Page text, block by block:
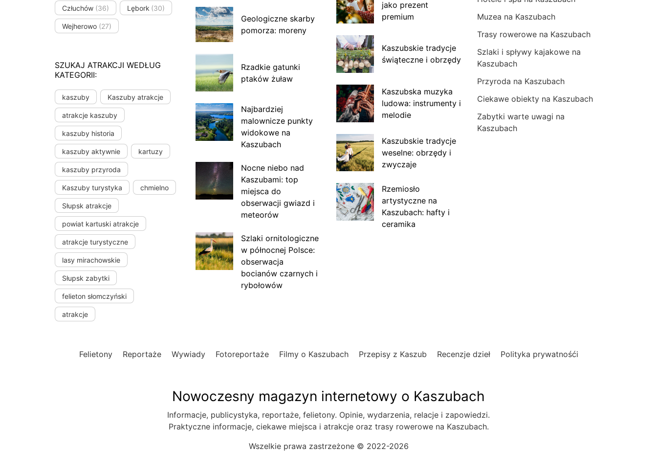
Człuchów (36) Lębork (30)
Wejherowo (27)
SZUKAJ ATRAKCJI WEDŁUG
KATEGORII:
kaszuby Kaszuby atrakcje
atrakcje kaszuby
kaszuby historia
kaszuby aktywnie kartuzy
kaszuby przyroda
Kaszuby turystyka chmielno
Słupsk atrakcje
powiat kartuski atrakcje
atrakcje turystyczne
lasy mirachowskie
Słupsk zabytki
felieton słomczyński
atrakcje
Geologiczne skarby
pomorza: moreny
Rzadkie gatunki
ptaków żuław
Najbardziej
malownicze punkty
widokowe na
Kaszubach
Nocne niebo nad
Kaszubami: top
miejsca do
obserwacji gwiazd i
meteorów
Szlaki ornitologiczne
w północnej Polsce:
obserwacja
bocianów czarnych i
rybołowów
jako prezent
premium
Kaszubskie tradycje
świąteczne i obrzędy
Kaszubska muzyka
ludowa: instrumenty i
melodie
Kaszubskie tradycje
weselne: obrzędy i
zwyczaje
Rzemiosło
artystyczne na
Kaszubach: hafty i
ceramika
Muzea na Kaszubach
Trasy rowerowe na Kaszubach
Szlaki i spływy kajakowe na
Kaszubach
Przyroda na Kaszubach
Ciekawe obiekty na Kaszubach
Zabytki warte uwagi na
Kaszubach
Felietony Reportaże Wywiady Fotoreportaże Filmy o Kaszubach Przepisy z Kaszub Recenzje dzieł Polityka prywatnośći
Nowoczesny magazyn internetowy o Kaszubach
Informacje, publicystyka, reportaże, felietony. Opinie, wydarzenia, relacje i zapowiedzi.
Praktyczne informacje, ciekawe miejsca i atrakcje oraz trasy rowerowe na Kaszubach.
Wszelkie prawa zastrzeżone © 2022-2026